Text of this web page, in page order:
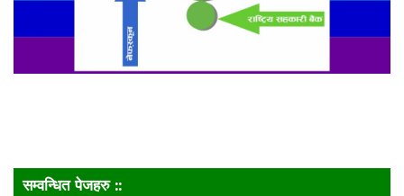
सम्वन्धित पेजहरु ::